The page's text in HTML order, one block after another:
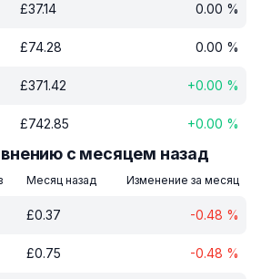
£37.14 0.00 %
£74.28 0.00 %
£371.42 +0.00 %
£742.85 +0.00 %
с месяцем назад
Месяц назад Изменение за месяц
£0.37 -0.48 %
£0.75 -0.48 %